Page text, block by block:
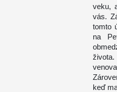
veku,
vás.
tomto
na
keď